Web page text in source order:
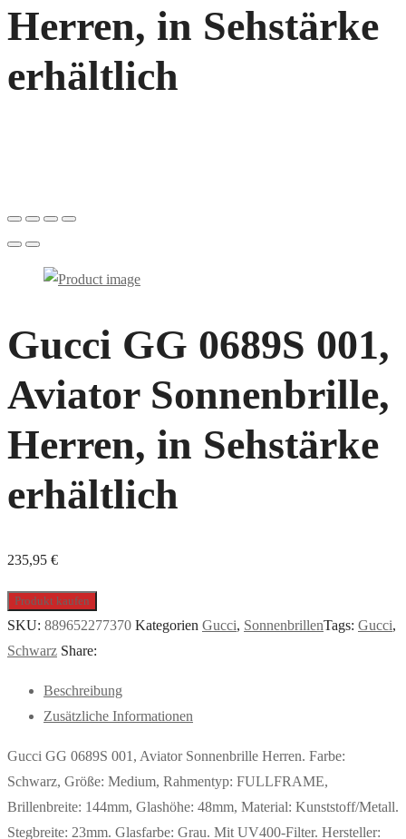
Herren, in Sehstärke
erhältlich
Gucci GG 0689S 001,
Aviator Sonnenbrille,
Herren, in Sehstärke
erhältlich
235,95 €
Produkt kaufen
SKU: 889652277370 Kategorien Gucci, SonnenbrillenTags: Gucci,
Schwarz Share:
Beschreibung
Zusätzliche Informationen
Gucci GG 0689S 001, Aviator Sonnenbrille Herren. Farbe:
Schwarz, Größe: Medium, Rahmentyp: FULLFRAME,
Brillenbreite: 144mm, Glashöhe: 48mm, Material: Kunststoff/Metall.
Stegbreite: 23mm. Glasfarbe: Grau. Mit UV400-Filter. Hersteller: